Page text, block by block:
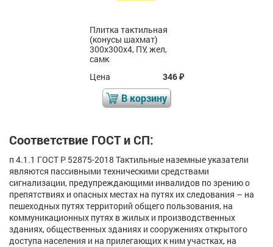
Плитка тактильная
(конусы шахмат)
300x300x4, ПУ, жел,
самк
Цена
346₽
В корзину
Соответствие ГОСТ и СП:
п 4.1.1 ГОСТ Р 52875-2018 Тактильные наземные указатели
являются пассивными техническими средствами
сигнализации, предупреждающими инвалидов по зрению о
препятствиях и опасных местах на путях их следования – на
пешеходных путях территорий общего пользования, на
коммуникационных путях в жилых и производственных
зданиях, общественных зданиях и сооружениях открытого
доступа населения и на прилегающих к ним участках, на